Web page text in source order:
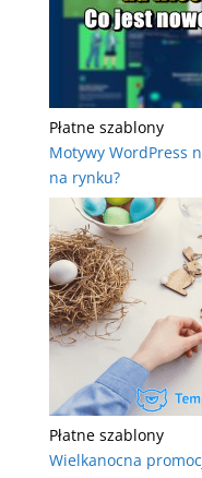
Płatne szablony
Motywy WordPress
na rynku?
Płatne szablony
Wielkanocna